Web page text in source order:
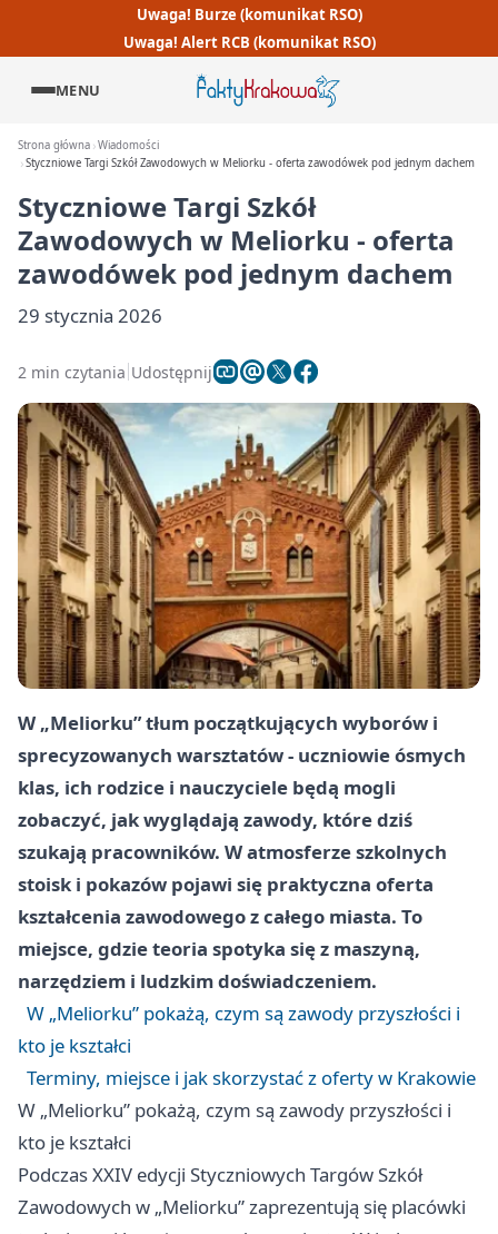
Uwaga! Burze (komunikat RSO)
Uwaga! Alert RCB (komunikat RSO)
MENU
Strona główna Wiadomości
Styczniowe Targi Szkół Zawodowych w Meliorku - oferta zawodówek pod jednym dachem
Styczniowe Targi Szkół
Zawodowych w Meliorku - oferta
zawodówek pod jednym dachem
29 stycznia 2026
2 min czytania Udostępnij
W „Meliorku” tłum początkujących wyborów i
sprecyzowanych warsztatów - uczniowie ósmych
klas, ich rodzice i nauczyciele będą mogli
zobaczyć, jak wyglądają zawody, które dziś
szukają pracowników. W atmosferze szkolnych
stoisk i pokazów pojawi się praktyczna oferta
kształcenia zawodowego z całego miasta. To
miejsce, gdzie teoria spotyka się z maszyną,
narzędziem i ludzkim doświadczeniem.
W „Meliorku” pokażą, czym są zawody przyszłości i
kto je kształci
Terminy, miejsce i jak skorzystać z oferty w Krakowie
W „Meliorku” pokażą, czym są zawody przyszłości i
kto je kształci
Podczas XXIV edycji Styczniowych Targów Szkół
Zawodowych w „Meliorku” zaprezentują się placówki